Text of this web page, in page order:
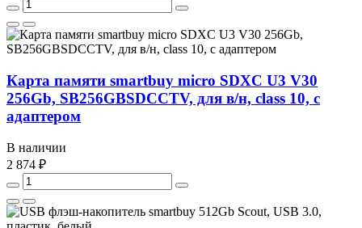
Карта памяти smartbuy micro SDXC U3 V30
256Gb, SB256GBSDCCTV, для в/н, class 10, с
адаптером
В наличии
2 874 ₽